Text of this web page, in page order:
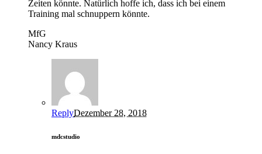
Zeiten könnte. Natürlich hoffe ich, dass ich bei einem
Training mal schnuppern könnte.
MfG
Nancy Kraus
ReplyDezember 28, 2018
mdcstudio